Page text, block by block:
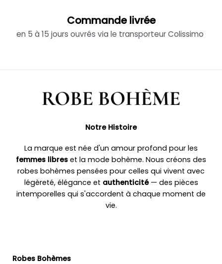
Commande livrée
en 5 à 15 jours ouvrés via le transporteur Colissimo
Notre Histoire
La marque est née d'un amour profond pour les
femmes libres et la mode bohème. Nous créons des
robes bohèmes pensées pour celles qui vivent avec
légèreté, élégance et authenticité— des pièces
intemporelles qui s'accordent à chaque moment de
vie.
Robes Bohèmes